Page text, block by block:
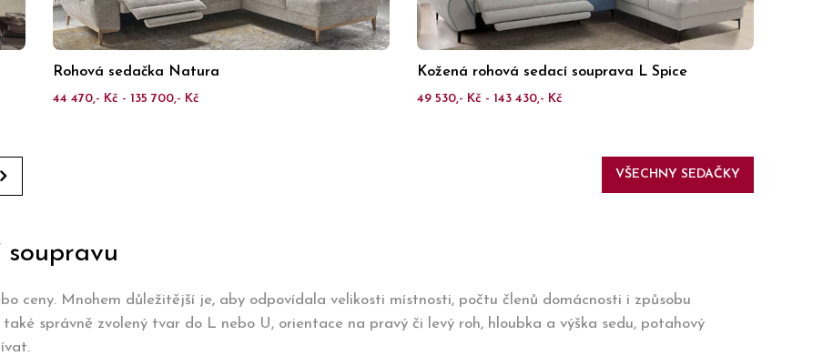
Rohová sedačka Natura
44 470,- Kč - 135 700,- Kč
Kožená rohová sedací souprava L Spice
49 530,- Kč - 143 430,- Kč
VŠECHNY SEDAČKY
soupravu
ceny. Mnohem důležitější je, aby odpovídala velikosti místnosti, počtu členů domácnosti i způsobu
správně zvolený tvar do L nebo U, orientace na pravý či levý roh, hloubka a výška sedu, potahový